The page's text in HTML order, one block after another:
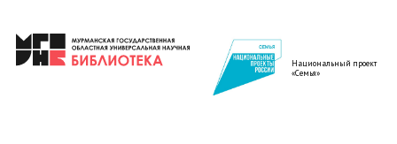
Национальный проект
«Семья»